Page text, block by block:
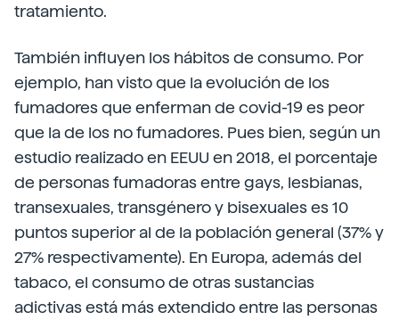
tratamiento.
También influyen los hábitos de consumo. Por
ejemplo, han visto que la evolución de los
fumadores que enferman de covid-19 es peor
que la de los no fumadores. Pues bien, según un
estudio realizado en EEUU en 2018, el porcentaje
de personas fumadoras entre gays, lesbianas,
transexuales, transgénero y bisexuales es 10
puntos superior al de la población general (37% y
27% respectivamente). En Europa, además del
tabaco, el consumo de otras sustancias
adictivas está más extendido entre las personas